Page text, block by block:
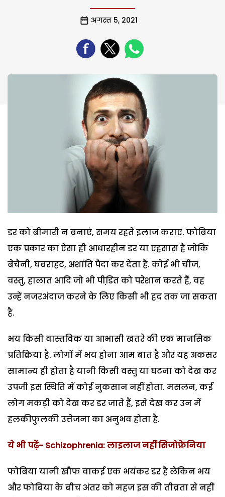
अगस्त 5, 2021
डर को बीमारी न बनाएं, समय रहते इलाज कराए. फोबिया
एक प्रकार का ऐसा ही आधारहीन डर या एहसास है जोकि
बेचैनी, घबराहट, अशांति पैदा कर देता है. कोई भी चीज,
वस्तु, हालात आदि जो भी पीडि़त को परेशान करते हैं, वह
उन्हें नजरअंदाज करने के लिए किसी भी हद तक जा सकता
है.
भय किसी वास्तविक या आभासी खतरे की एक मानसिक
प्रतिक्रिया है. लोगों में भय होना आम बात है और यह अकसर
सामान्य ही होता है यानी किसी वस्तु या घटना को देख कर
उपजी इस स्थिति में कोई नुकसान नहीं होता. मसलन, कई
लोग मकड़ी को देख कर डर जाते हैं, इसे देख कर उन में
हलकीफुलकी उत्तेजना का अनुभव होता है.
ये भी पढ़ें- Schizophrenia: लाइलाज नहीं सिजोफ्रेनिया
फोबिया यानी खौफ वाकई एक भयंकर डर है लेकिन भय
और फोबिया के बीच अंतर को महज इस की तीव्रता से नहीं